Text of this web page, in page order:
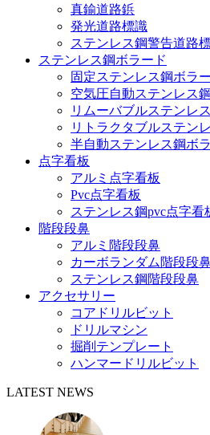
真鍮道路鋲
発光道路標識
ステンレス鋼警告道路
ステンレス鋼ボラード
固定ステンレス鋼ボラ
空気圧自動ステンレス
リムーバブルステンレ
リトラクタブルステン
半自動ステンレス鋼ボ
点字看板
アルミ点字看板
Pvc点字看板
ステンレス鋼pvc点字看
階段段鼻
アルミ階段段鼻
カーボランダム階段段
ステンレス鋼階段段鼻
アクセサリー
コアドリルビット
ドリルマシン
掘削テンプレート
ハンマードリルビット
LATEST NEWS